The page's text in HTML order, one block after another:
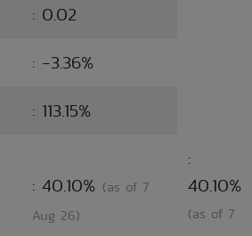
: 0.02
: -3.36%
: 113.15%
: 40.10% (as of 7
Aug 26)
:
40.10%
(as of 7